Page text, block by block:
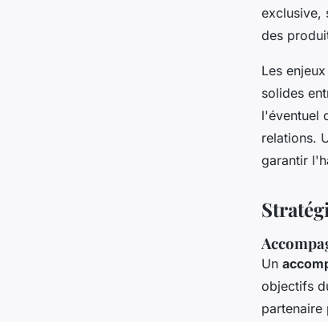
exclusive,
des
Les
solides
l'éventuel
relations.
garantir
Un
objectifs
partenaire